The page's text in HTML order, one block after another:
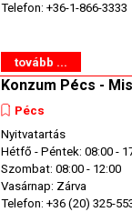
Telefon: +36-1-866-3333
tovább ...
Konzum Pécs -
Pécs
Nyitvatartás
Hétfő - Péntek: 08:00 -
Szombat: 08:00 - 12:00
Vasárnap: Zárva
Telefon: +36 (20) 325-